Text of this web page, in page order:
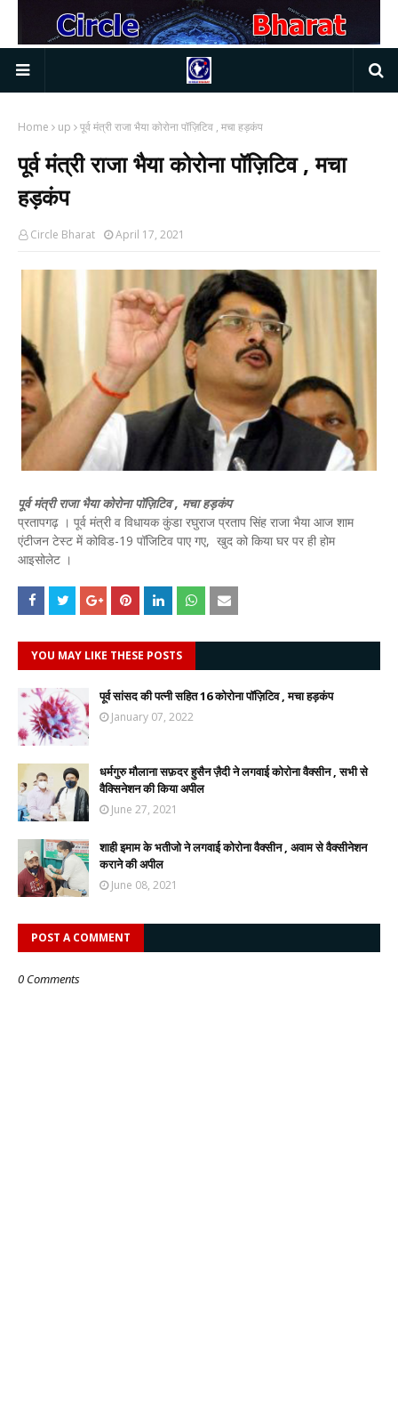
Home up पूर्व मंत्री राजा भैया कोरोना पॉज़िटिव , मचा हड़कंप
पूर्व मंत्री राजा भैया कोरोना पॉज़िटिव , मचा
हड़कंप
Circle Bharat April 17, 2021
पूर्व मंत्री राजा भैया कोरोना पॉज़िटिव , मचा हड़कंप
प्रतापगढ़ । पूर्व मंत्री व विधायक कुंडा रघुराज प्रताप सिंह राजा भैया आज शाम
एंटीजन टेस्ट में कोविड-19 पॉजिटिव पाए गए, खुद को किया घर पर ही होम
आइसोलेट ।
YOU MAY LIKE THESE POSTS
पूर्व सांसद की पत्नी सहित 16 कोरोना पॉज़िटिव , मचा हड़कंप
January 07, 2022
धर्मगुरु मौलाना सफ़दर हुसैन ज़ैदी ने लगवाई कोरोना वैक्सीन , सभी से
वैक्सिनेशन की किया अपील
June 27, 2021
शाही इमाम के भतीजो ने लगवाई कोरोना वैक्सीन , अवाम से वैक्सीनेशन
कराने की अपील
June 08, 2021
POST A COMMENT
0 Comments